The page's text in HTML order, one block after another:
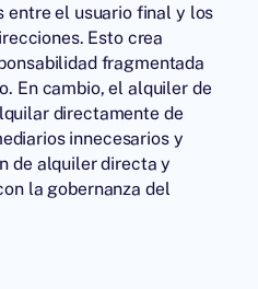
entre el usuario final y los
Esto crea
fragmentada
En cambio, el alquiler de
directamente de
innecesarios y
de alquiler directa y
la gobernanza del